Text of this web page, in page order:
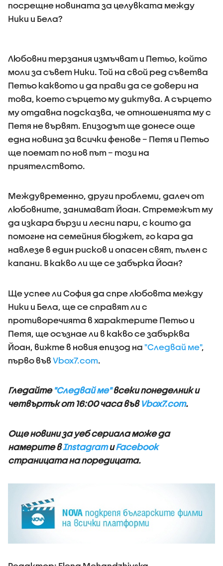
посрещне новината за целувката между
Ники и Бела?
Любовни терзания измъчват и Петьо, който
моли за съвет Ники. Той на свой ред съветва
Петьо каквото и да прави да се довери на
това, което сърцето му диктува. А сърцето
му отдавна подсказва, че отношенията му с
Петя не вървят. Епизодът ще донесе още
една новина за всички фенове – Петя и Петьо
ще поемат по нов път – този на
приятелството.
Междувременно, други проблеми, далеч от
любовните, занимават Йоан. Стремежът му
да изкара бързи и лесни пари, с които да
помогне на семейния бюджет, го кара да
навлезе в един рисков и опасен свят, пълен с
капани. В какво ли ще се забърка Йоан?
Ще успее ли София да спре любовта между
Ники и Бела, ще се справят ли с
противоречията в характерите Петьо и
Петя, ще осъзнае ли в какво се забърква
Йоан, вижте в новия епизод на "Следвай ме",
първо във Vbox7.com.
Гледайте "Следвай ме"всеки понеделник и
четвъртък от 16:00 часа във Vbox7.com.
Още новини за уеб сериалa може да
намерите вInstagramиFacebook
страницата на поредицата.